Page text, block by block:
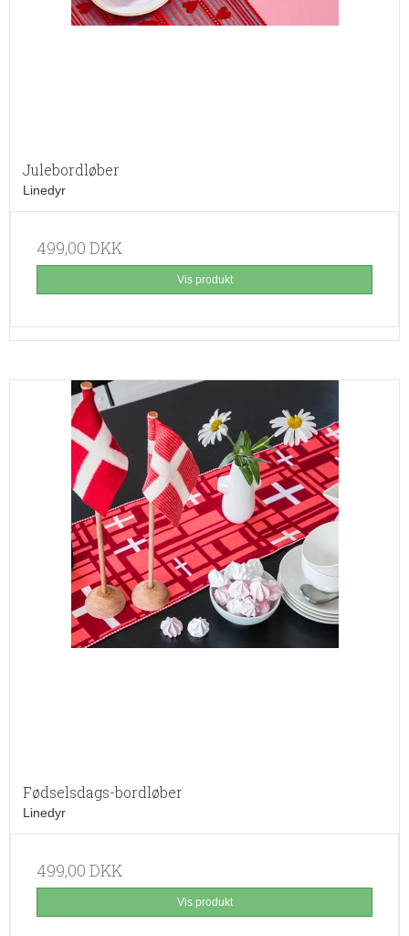
Julebordløber
Linedyr
499,00 DKK
Vis produkt
Fødselsdags-bordløber
Linedyr
499,00 DKK
Vis produkt